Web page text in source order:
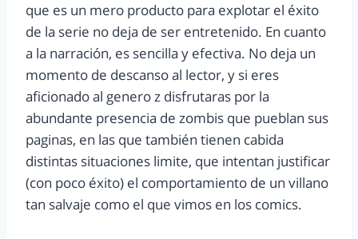
que es un mero producto para explotar el éxito
de la serie no deja de ser entretenido. En cuanto
a la narración, es sencilla y efectiva. No deja un
momento de descanso al lector, y si eres
aficionado al genero z disfrutaras por la
abundante presencia de zombis que pueblan sus
paginas, en las que también tienen cabida
distintas situaciones limite, que intentan justificar
(con poco éxito) el comportamiento de un villano
tan salvaje como el que vimos en los comics.